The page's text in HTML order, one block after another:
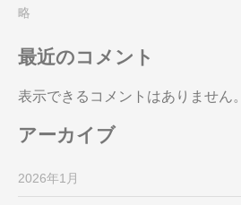
略
最近のコメント
表示できるコメントはありません。
アーカイブ
2026年1月